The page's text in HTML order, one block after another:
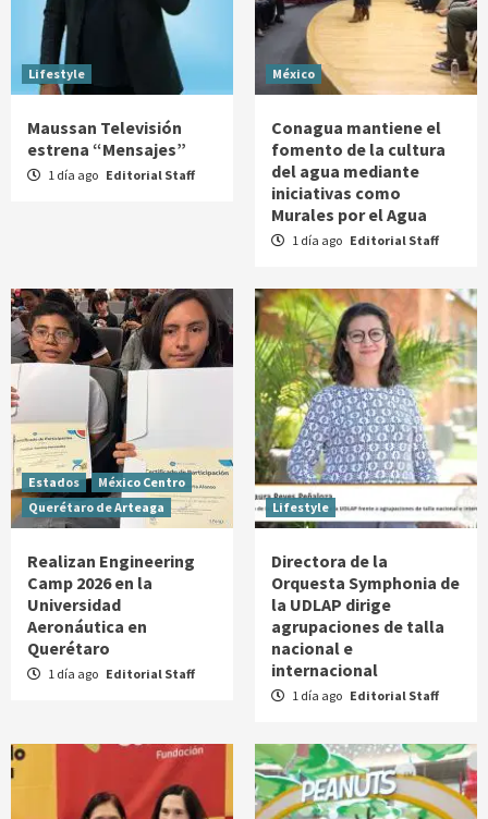
Lifestyle
Maussan Televisión
estrena “Mensajes”
1 día ago Editorial Staff
México
Conagua mantiene el
fomento de la cultura
del agua mediante
iniciativas como
Murales por el Agua
1 día ago Editorial Staff
Estados
México Centro
Querétaro de Arteaga
Realizan Engineering
Camp 2026 en la
Universidad
Aeronáutica en
Querétaro
1 día ago Editorial Staff
Lifestyle
Directora de la
Orquesta Symphonia de
la UDLAP dirige
agrupaciones de talla
nacional e
internacional
1 día ago Editorial Staff